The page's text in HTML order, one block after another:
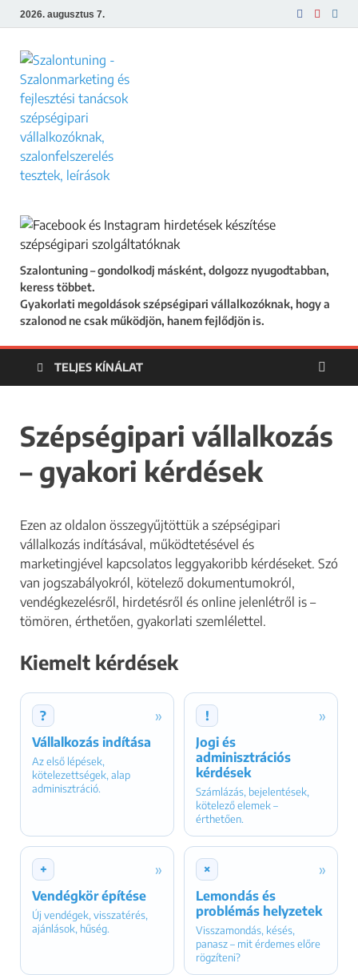
2026. augusztus 7.
Szalontuning – gondolkodj másként, dolgozz nyugodtabban,
keress többet.
Gyakorlati megoldások szépségipari vállalkozóknak, hogy a
szalonod ne csak működjön, hanem fejlődjön is.
TELJES KÍNÁLAT
Szépségipari vállalkozás
– gyakori kérdések
Ezen az oldalon összegyűjtöttük a szépségipari
vállalkozás indításával, működtetésével és
marketingjével kapcsolatos leggyakoribb kérdéseket. Szó
van jogszabályokról, kötelező dokumentumokról,
vendégkezelésről, hirdetésről és online jelenlétről is –
tömören, érthetően, gyakorlati szemlélettel.
Kiemelt kérdések
? »
Vállalkozás indítása
Az első lépések,
kötelezettségek, alap
adminisztráció.
! »
Jogi és
adminisztrációs
kérdések
Számlázás, bejelentések,
kötelező elemek –
érthetően.
+ »
Vendégkör építése
Új vendégek, visszatérés,
ajánlások, hűség.
× »
Lemondás és
problémás helyzetek
Visszamondás, késés,
panasz – mit érdemes előre
rögzíteni?